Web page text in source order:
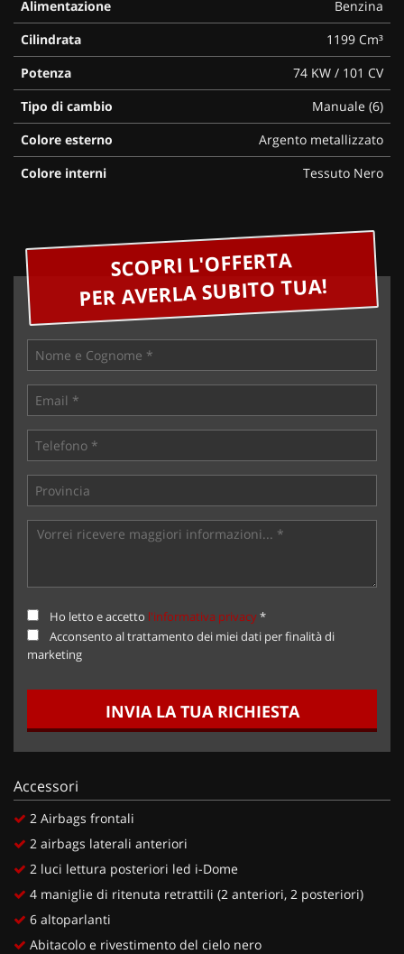
Alimentazione
Benzina
Cilindrata
1199 Cm³
Potenza
74 KW / 101 CV
Tipo di cambio
Manuale (6)
Colore esterno
Argento metallizzato
Colore interni
Tessuto Nero
SCOPRI L'OFFERTA
PER AVERLA SUBITO TUA!
Ho letto e accetto l'informativa privacy*
Acconsento al trattamento dei miei dati per finalità di
marketing
INVIA LA TUA RICHIESTA
Accessori
2 Airbags frontali
2 airbags laterali anteriori
2 luci lettura posteriori led i-Dome
4 maniglie di ritenuta retrattili (2 anteriori, 2 posteriori)
6 altoparlanti
Abitacolo e rivestimento del cielo nero